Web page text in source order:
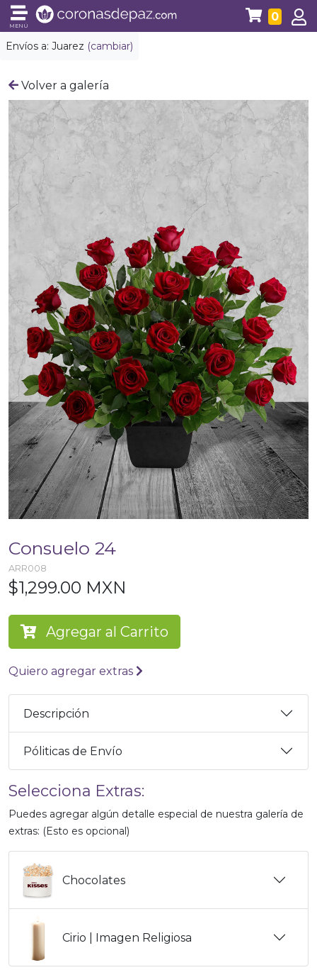
Envíos a: Juarez (cambiar)
MENÚ
0
Volver a galería
Consuelo 24
ARR008
$1,299.00 MXN
Agregar al Carrito
Quiero agregar extras
Descripción
Póliticas de Envío
Selecciona Extras:
Puedes agregar algún detalle especial de nuestra galería de
extras: (Esto es opcional)
Chocolates
Cirio | Imagen Religiosa